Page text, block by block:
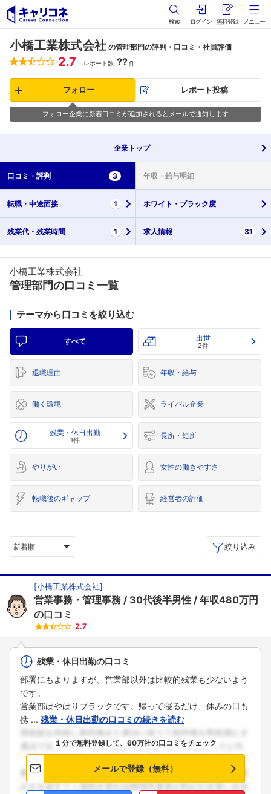
検索 ログイン 無料登録 メニュー
小橋工業株式会社 の管理部門の評判・口コミ・社員評価
2.7 レポート数 ??件
フォロー レポート投稿
フォロー企業に新着口コミが追加されるとメールで通知します
企業 トップ
口コミ・ 評判 3 年収・ 給与明細
転職・ 中途面接 1 ホワイト・ ブラック度
残業代・ 残業時間 1 求人情報 31
小橋工業株式会社
管理部門の口コミ一覧
テーマから口コミを絞り込む
すべて 出世
2件
退職理由 年収・給与
働く環境 ライバル企業
残業・休日出勤
1件 長所・短所
やりがい 女性の働きやすさ
転職後のギャップ 経営者の評価
新着順 絞り込み
[小橋工業株式会社]
営業事務・管理事務 30代後半男性
年収480万円
の口コミ
2.7
残業・休日出勤の口コミ
部署にもよりますが、営業部以外は比較的残業も少ないよう
です。
営業部はやはりブラックです。帰って寝るだけ、休みの日も
携 ... 残業・休日出勤の口コミの続きを読む
１分で無料登録して、60万社の口コミをチェック
メールで登録（無料）